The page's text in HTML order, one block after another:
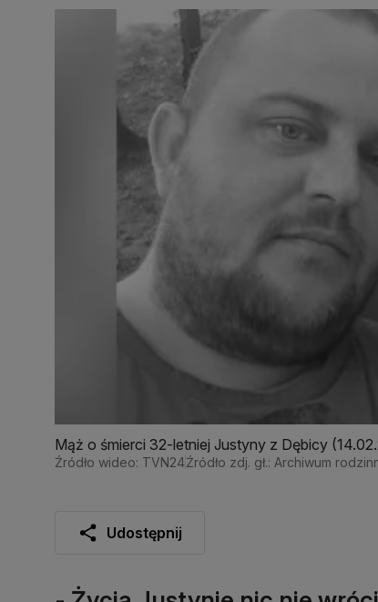
Mąż o śmierci 32-letniej Justyny z Dębicy
Źródło wideo: TVN24Źródło zdj. gł.: Archiwum
Udostępnij